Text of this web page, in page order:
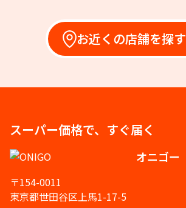
お近くの店舗を探す
スーパー価格で、すぐ届く
オニゴー
〒154-0011
東京都世田谷区上馬1-17-5